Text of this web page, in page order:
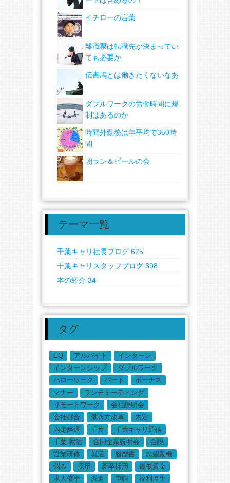
イチローの言葉
離職票は転職先が決まってい
ても必要か
伝書鳩とは働きたくないなあ
ダブルワークの労働時間に規
制はあるのか
時間外勤務は年平均で350時
間
朝ラン＆ビールの会
テーマ一覧
千葉キャリ社長ブログ 625
千葉キャリスタッフブログ 398
本の紹介 34
タグ
EQ アルバイト
インターン
インターンシップ
ダブルワーク
ハローワーク
パート
ボーナス
マナー
ランチミーティング
リモートワーク
会社説明会
会社都合
働き方改革
内定
内定辞退
千葉
千葉キャリ通信
千葉 就活
合同企業説明会
合説
営業研修
就活 履歴書
志望動機
悩み
採用 新卒採用
最低賃金
求人倍率
派遣 申請
福利厚生